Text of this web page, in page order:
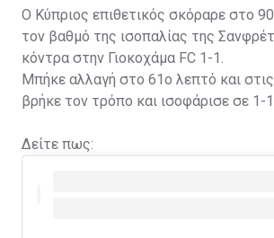
Ο Κύπριος επιθετικός σκόραρε στο
τον βαθμό της ισοπαλίας της
κόντρα στην Γιοκοχάμα FC 1-1.
Μπήκε αλλαγή στο 61ο λεπτό και
βρήκε τον τρόπο και ισοφάρισε σε 1-
Δείτε πως: